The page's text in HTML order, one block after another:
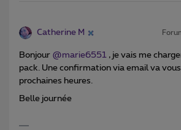
Catherine M
Bonjour @marie6551 , je vais me
pack. Une confirmation via email va
prochaines heures.
Belle journée